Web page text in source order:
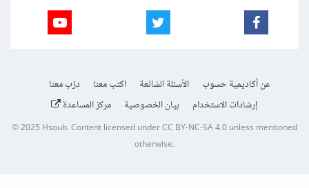
عن أكاديمية حسوب الأسئلة الشائعة اكتب معنا
درّب معنا
إرشادات الاستخدام
بيان الخصوصية مركز المساعدة
© 2025Hsoub.Content licensed underCC BY-NC-SA 4.0unless mentioned
otherwise.